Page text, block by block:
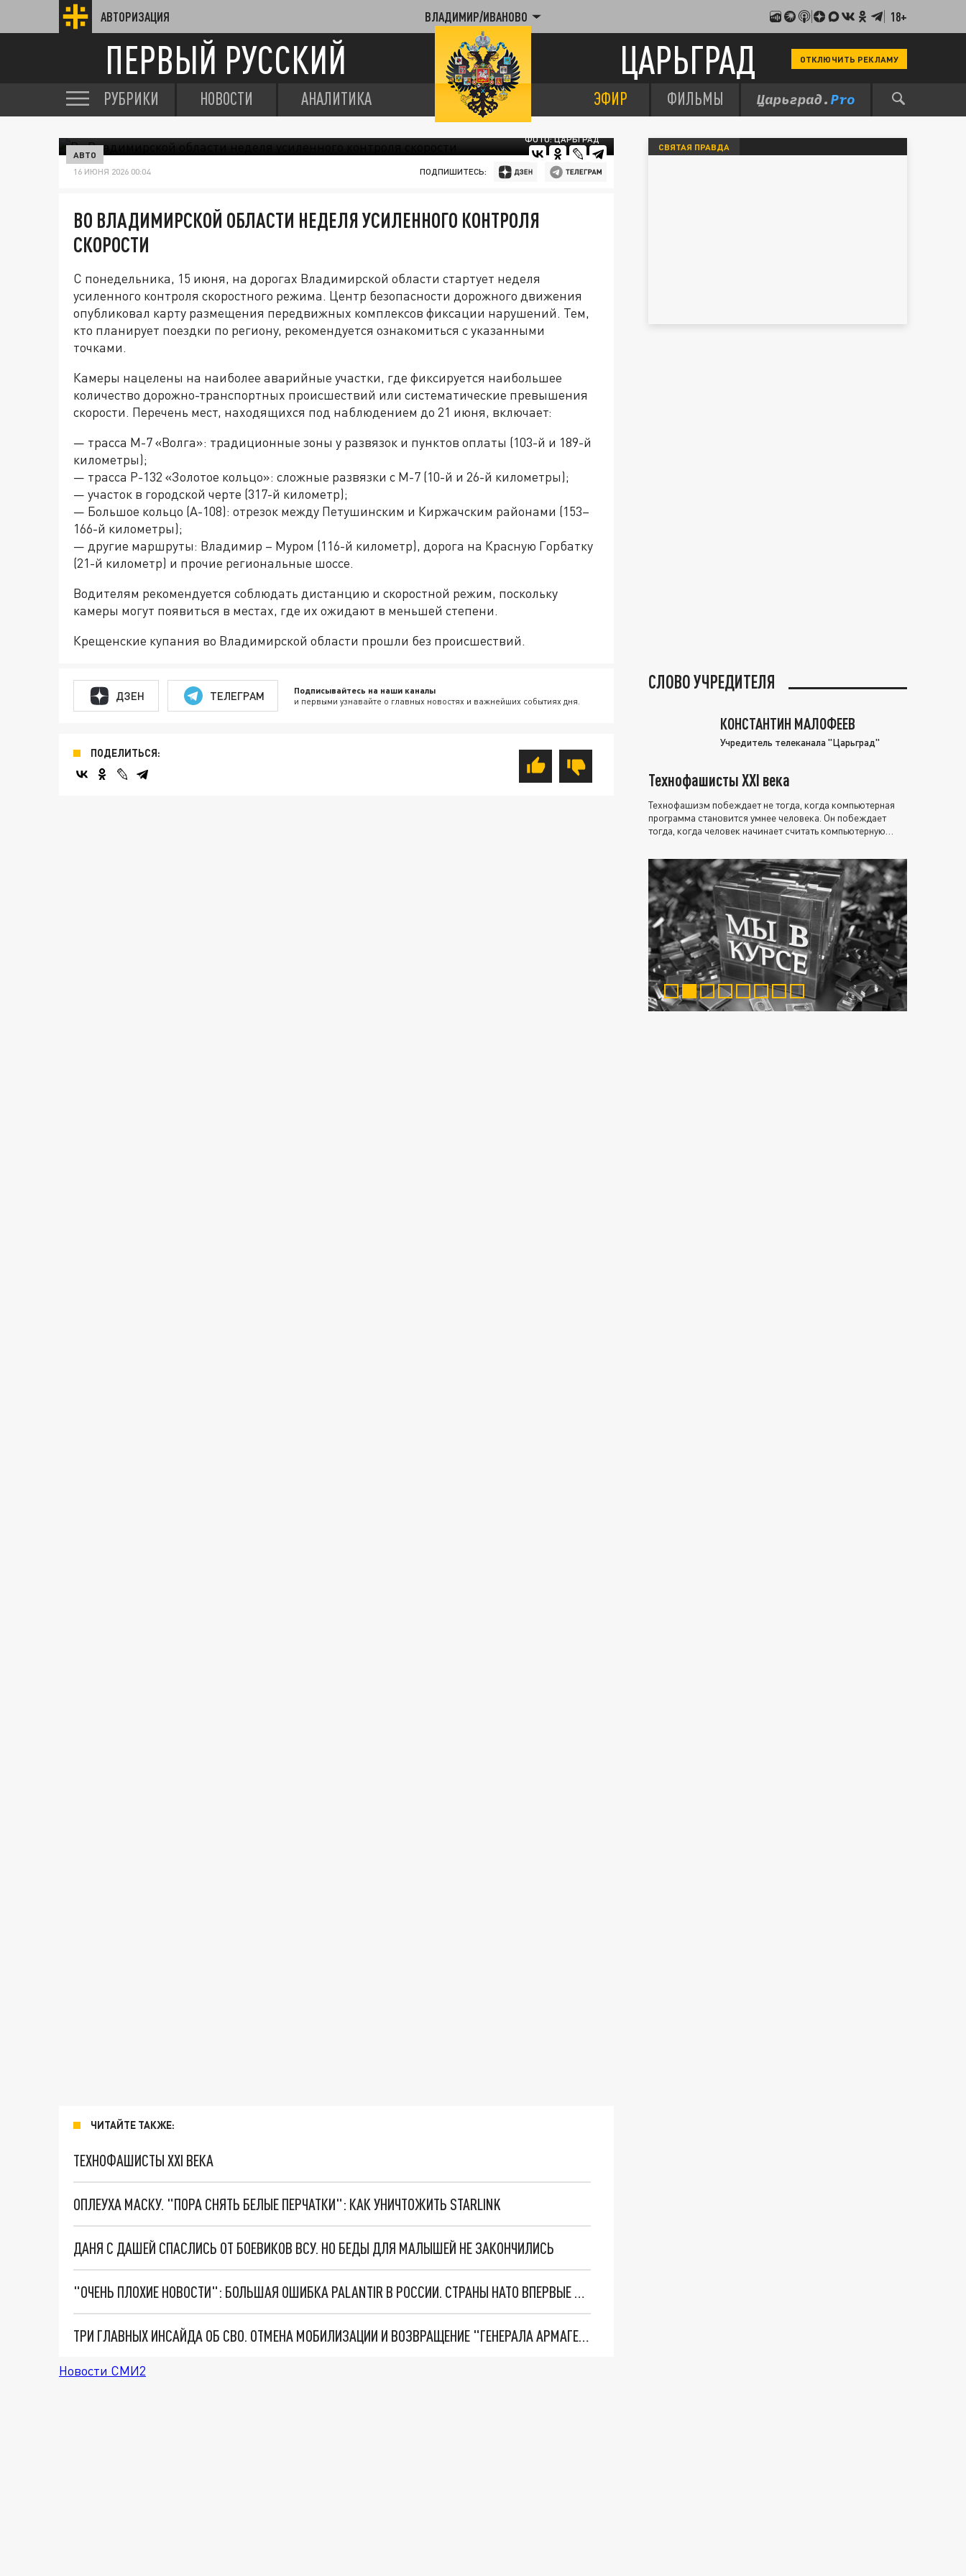
АВТОРИЗАЦИЯ ВЛАДИМИР/ИВАНОВО 18+
ПЕРВЫЙ РУССКИЙ ЦАРЬГРАД ОТКЛЮЧИТЬ РЕКЛАМУ
РУБРИКИ НОВОСТИ АНАЛИТИКА ЭФИР ФИЛЬМЫ
ФОТО: ЦАРЬГРАД
АВТО
16 ИЮНЯ 2026 00:04 ПОДПИШИТЕСЬ:
ВО ВЛАДИМИРСКОЙ ОБЛАСТИ НЕДЕЛЯ УСИЛЕННОГО КОНТРОЛЯ
СКОРОСТИ
С понедельника, 15 июня, на дорогах Владимирской области стартует неделя
усиленного контроля скоростного режима. Центр безопасности дорожного движения
опубликовал карту размещения передвижных комплексов фиксации нарушений. Тем,
кто планирует поездки по региону, рекомендуется ознакомиться с указанными
точками.
Камеры нацелены на наиболее аварийные участки, где фиксируется наибольшее
количество дорожно-транспортных происшествий или систематические превышения
скорости. Перечень мест, находящихся под наблюдением до 21 июня, включает:
— трасса М-7 «Волга»: традиционные зоны у развязок и пунктов оплаты (103-й и 189-й
километры);
— трасса Р-132 «Золотое кольцо»: сложные развязки с М-7 (10-й и 26-й километры);
— участок в городской черте (317-й километр);
— Большое кольцо (А-108): отрезок между Петушинским и Киржачским районами (153–
166-й километры);
— другие маршруты: Владимир – Муром (116-й километр), дорога на Красную Горбатку
(21-й километр) и прочие региональные шоссе.
Водителям рекомендуется соблюдать дистанцию и скоростной режим, поскольку
камеры могут появиться в местах, где их ожидают в меньшей степени.
Крещенские купания во Владимирской области прошли без происшествий.
ДЗЕН ТЕЛЕГРАМ Подписывайтесь на наши каналы
и первыми узнавайте о главных новостях и важнейших событиях дня.
ПОДЕЛИТЬСЯ:
ЧИТАЙТЕ ТАКЖЕ:
ТЕХНОФАШИСТЫ XXI ВЕКА
ОПЛЕУХА МАСКУ. "ПОРА СНЯТЬ БЕЛЫЕ ПЕРЧАТКИ": КАК УНИЧТОЖИТЬ STARLINK
ДАНЯ С ДАШЕЙ СПАСЛИСЬ ОТ БОЕВИКОВ ВСУ. НО БЕДЫ ДЛЯ МАЛЫШЕЙ НЕ ЗАКОНЧИЛИСЬ
"ОЧЕНЬ ПЛОХИЕ НОВОСТИ": БОЛЬШАЯ ОШИБКА PALANTIR В РОССИИ. СТРАНЫ НАТО ВПЕРВЫЕ ЗА СВО ОСТАНОВИЛИ ПОСТАВКИ ОРУЖИЯ. ВСУ ТЕРЯЮТ ПРИГРАНИЧЬЕ?
ТРИ ГЛАВНЫХ ИНСАЙДА ОБ СВО. ОТМЕНА МОБИЛИЗАЦИИ И ВОЗВРАЩЕНИЕ "ГЕНЕРАЛА АРМАГЕДДОНА"? ОТЛИЧНЫЕ НОВОСТИ, КОТОРЫЕ ЖДАЛИ ВСЕ
Новости СМИ2
СВЯТАЯ ПРАВДА
СЛОВО УЧРЕДИТЕЛЯ
КОНСТАНТИН МАЛОФЕЕВ
Учредитель телеканала "Царьград"
Технофашисты XXI века
Технофашизм побеждает не тогда, когда компьютерная
программа становится умнее человека. Он побеждает
тогда, когда человек начинает считать компьютерную